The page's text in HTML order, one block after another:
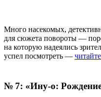
Много насекомых,
для сюжета повороты —
на которую надеялись
успел посмотреть —
№ 7: «Ину-о: